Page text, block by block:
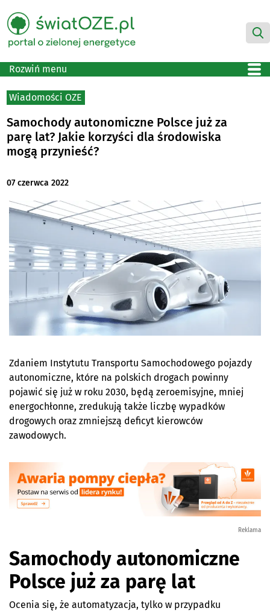
Rozwiń menu
Wiadomości OZE
Samochody autonomiczne Polsce już za
parę lat? Jakie korzyści dla środowiska
mogą przynieść?
07 czerwca 2022
Zdaniem Instytutu Transportu Samochodowego pojazdy
autonomiczne, które na polskich drogach powinny
pojawić się już w roku 2030, będą zeroemisyjne, mniej
energochłonne, zredukują także liczbę wypadków
drogowych oraz zmniejszą deficyt kierowców
zawodowych.
Reklama
Samochody autonomiczne
Polsce już za parę lat
Ocenia się, że automatyzacja, tylko w przypadku